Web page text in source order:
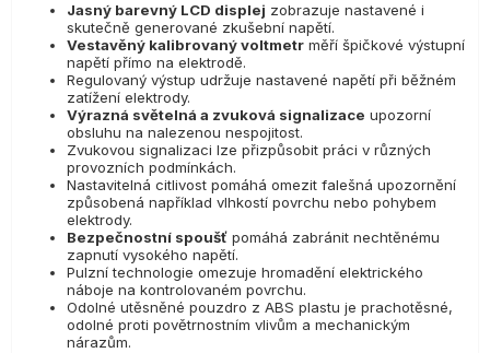
Jasný barevný LCD displej zobrazuje nastavené i
skutečně generované zkušební napětí.
Vestavěný kalibrovaný voltmetr měří špičkové výstupní
napětí přímo na elektrodě.
Regulovaný výstup udržuje nastavené napětí při běžném
zatížení elektrody.
Výrazná světelná a zvuková signalizace upozorní
obsluhu na nalezenou nespojitost.
Zvukovou signalizaci lze přizpůsobit práci v různých
provozních podmínkách.
Nastavitelná citlivost pomáhá omezit falešná upozornění
způsobená například vlhkostí povrchu nebo pohybem
elektrody.
Bezpečnostní spoušť pomáhá zabránit nechtěnému
zapnutí vysokého napětí.
Pulzní technologie omezuje hromadění elektrického
náboje na kontrolovaném povrchu.
Odolné utěsněné pouzdro z ABS plastu je prachotěsné,
odolné proti povětrnostním vlivům a mechanickým
nárazům.